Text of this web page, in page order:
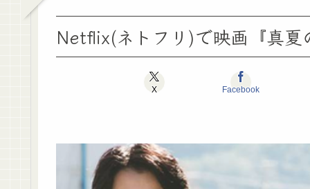
Netflix(ネトフリ)で映画『真
X Facebook